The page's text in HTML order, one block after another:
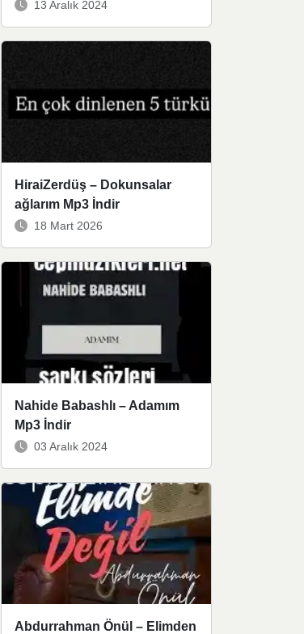
13 Aralık 2024
HiraiZerdüş – Dokunsalar
ağlarım Mp3 İndir
18 Mart 2026
Nahide Babashlı – Adamım
Mp3 İndir
03 Aralık 2024
Abdurrahman Önül – Elimden